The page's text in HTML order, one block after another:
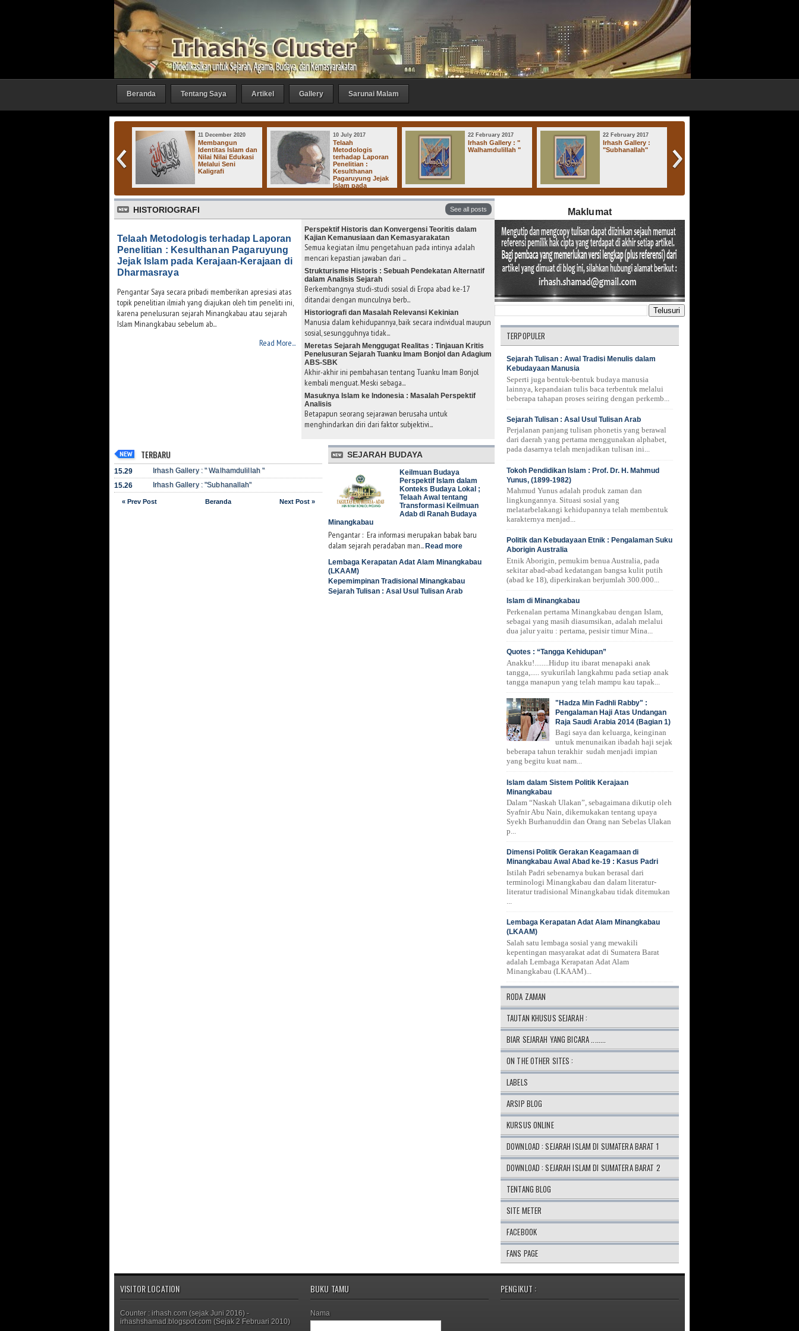
Beranda Tentang Saya Artikel Gallery Sarunai Malam
11 December 2020
Membangun
Identitas Islam dan
Nilai Nilai Edukasi
Melalui Seni
Kaligrafi
10 July 2017
Telaah
Metodologis
terhadap Laporan
Penelitian :
Kesulthanan
Pagaruyung Jejak
Islam pada
22 February 2017
Irhash Gallery : "
Walhamdulillah "
22 February 2017
Irhash Gallery :
"Subhanallah"
See all posts
HISTORIOGRAFI
Telaah Metodologis terhadap Laporan
Penelitian : Kesulthanan Pagaruyung
Jejak Islam pada Kerajaan-Kerajaan di
Dharmasraya
Pengantar Saya secara pribadi memberikan apresiasi atas
topik penelitian ilmiah yang diajukan oleh tim peneliti ini,
karena penelusuran sejarah Minangkabau atau sejarah
Islam Minangkabau sebelum ab...
Read More...
Perspektif Historis dan Konvergensi Teoritis dalam
Kajian Kemanusiaan dan Kemasyarakatan
Semua kegiatan ilmu pengetahuan pada intinya adalah
mencari kepastian jawaban dari ...
Strukturisme Historis : Sebuah Pendekatan Alternatif
dalam Analisis Sejarah
Berkembangnya studi-studi sosial di Eropa abad ke-17
ditandai dengan munculnya berb...
Historiografi dan Masalah Relevansi Kekinian
Manusia dalam kehidupannya, baik secara individual maupun
sosial, sesungguhnya tidak...
Meretas Sejarah Menggugat Realitas : Tinjauan Kritis
Penelusuran Sejarah Tuanku Imam Bonjol dan Adagium
ABS-SBK
Akhir-akhir ini pembahasan tentang Tuanku Imam Bonjol
kembali menguat. Meski sebaga...
Masuknya Islam ke Indonesia : Masalah Perspektif
Analisis
Betapapun seorang sejarawan berusaha untuk
menghindarkan diri dari faktor subjektivi...
TERBARU
15.29
Irhash Gallery : " Walhamdulillah "
15.26
Irhash Gallery : "Subhanallah"
« Prev Post Next Post »
Beranda
SEJARAH BUDAYA
Keilmuan Budaya
Perspektif Islam dalam
Konteks Budaya Lokal ;
Telaah Awal tentang
Transformasi Keilmuan
Adab di Ranah Budaya
Minangkabau
Pengantar : Era informasi merupakan babak baru
dalam sejarah peradaban man... Read more
Lembaga Kerapatan Adat Alam Minangkabau
(LKAAM)
Kepemimpinan Tradisional Minangkabau
Sejarah Tulisan : Asal Usul Tulisan Arab
Maklumat
TERPOPULER
Sejarah Tulisan : Awal Tradisi Menulis dalam
Kebudayaan Manusia
Seperti juga bentuk-bentuk budaya manusia
lainnya, kepandaian tulis baca terbentuk melalui
beberapa tahapan proses seiring dengan perkemb...
Sejarah Tulisan : Asal Usul Tulisan Arab
Perjalanan panjang tulisan phonetis yang berawal
dari daerah yang pertama menggunakan alphabet,
pada dasarnya telah menjadikan tulisan ini...
Tokoh Pendidikan Islam : Prof. Dr. H. Mahmud
Yunus, (1899-1982)
Mahmud Yunus adalah produk zaman dan
lingkungannya. Situasi sosial yang
melatarbelakangi kehidupannya telah membentuk
karakternya menjad...
Politik dan Kebudayaan Etnik : Pengalaman Suku
Aborigin Australia
Etnik Aborigin, pemukim benua Australia, pada
sekitar abad-abad kedatangan bangsa kulit putih
(abad ke 18), diperkirakan berjumlah 300.000...
Islam di Minangkabau
Perkenalan pertama Minangkabau dengan Islam,
sebagai yang masih diasumsikan, adalah melalui
dua jalur yaitu : pertama, pesisir timur Mina...
Quotes : “Tangga Kehidupan”
Anakku!........Hidup itu ibarat menapaki anak
tangga,..... syukurilah langkahmu pada setiap anak
tangga manapun yang telah mampu kau tapak...
"Hadza Min Fadhli Rabby" :
Pengalaman Haji Atas Undangan
Raja Saudi Arabia 2014 (Bagian 1)
Bagi saya dan keluarga, keinginan
untuk menunaikan ibadah haji sejak
beberapa tahun terakhir sudah menjadi impian
yang begitu kuat nam...
Islam dalam Sistem Politik Kerajaan
Minangkabau
Dalam “Naskah Ulakan”, sebagaimana dikutip oleh
Syafnir Abu Nain, dikemukakan tentang upaya
Syekh Burhanuddin dan Orang nan Sebelas Ulakan
p...
Dimensi Politik Gerakan Keagamaan di
Minangkabau Awal Abad ke-19 : Kasus Padri
Istilah Padri sebenarnya bukan berasal dari
terminologi Minangkabau dan dalam literatur-
literatur tradisional Minangkabau tidak ditemukan
Lembaga Kerapatan Adat Alam Minangkabau
(LKAAM)
Salah satu lembaga sosial yang mewakili
kepentingan masyarakat adat di Sumatera Barat
adalah Lembaga Kerapatan Adat Alam
Minangkabau (LKAAM)...
RODA ZAMAN
TAUTAN KHUSUS SEJARAH :
BIAR SEJARAH YANG BICARA ........
ON THE OTHER SITES :
LABELS
ARSIP BLOG
KURSUS ONLINE
DOWNLOAD : SEJARAH ISLAM DI SUMATERA BARAT 1
DOWNLOAD : SEJARAH ISLAM DI SUMATERA BARAT 2
TENTANG BLOG
SITE METER
FACEBOOK
FANS PAGE
VISITOR LOCATION
Counter : irhash.com (sejak Juni 2016) -
irhashshamad.blogspot.com (Sejak 2 Februari 2010)
BUKU TAMU
Nama
PENGIKUT :